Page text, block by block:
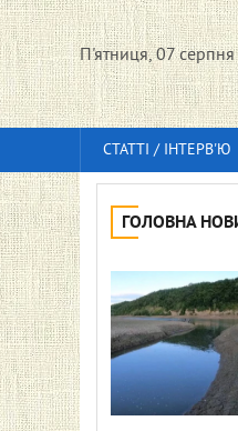
П'ятниця, 07
СТАТТІ / ІНТЕРВ'Ю
ГОЛОВНА